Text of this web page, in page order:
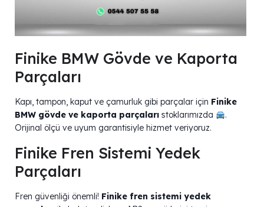
Finike BMW Gövde ve Kaporta
Parçaları
Kapı, tampon, kaput ve çamurluk gibi parçalar için Finike
BMW gövde ve kaporta parçaları stoklarımızda
.
Orijinal ölçü ve uyum garantisiyle hizmet veriyoruz.
Finike Fren Sistemi Yedek
Parçaları
Fren güvenliği önemli! Finike fren sistemi yedek